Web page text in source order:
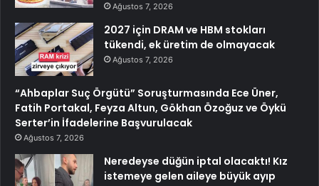
Ağustos 7, 2026
2027 için DRAM ve HBM stokları
tükendi, ek üretim de olmayacak
Ağustos 7, 2026
“Ahbaplar Suç Örgütü” Soruşturmasında Ece Üner,
Fatih Portakal, Feyza Altun, Gökhan Özoğuz ve Öykü
Serter’in İfadelerine Başvurulacak
Ağustos 7, 2026
Neredeyse düğün iptal olacaktı! Kız
istemeye gelen aileye büyük ayıp